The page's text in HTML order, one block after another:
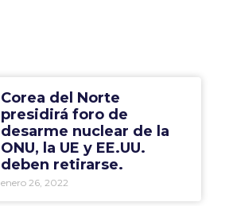
Corea del Norte
presidirá foro de
desarme nuclear de la
ONU, la UE y EE.UU.
deben retirarse.
enero 26, 2022